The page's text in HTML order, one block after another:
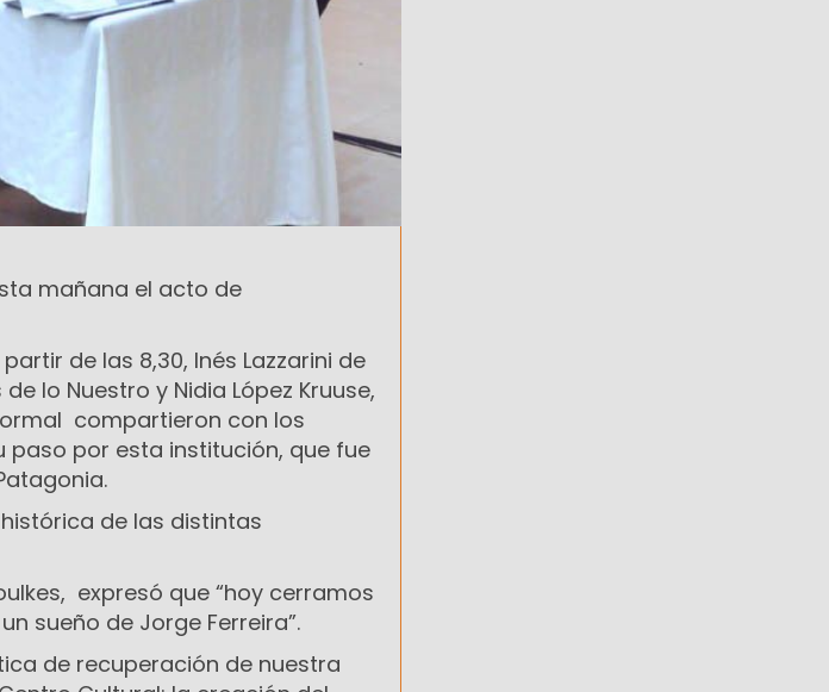
mañana el acto de
de las 8,30, Inés Lazzarini de
lo Nuestro y Nidia López Kruuse,
compartieron con los
paso por esta institución, que fue
de las distintas
expresó que “hoy cerramos
sueño de Jorge Ferreira”.
de recuperación de nuestra